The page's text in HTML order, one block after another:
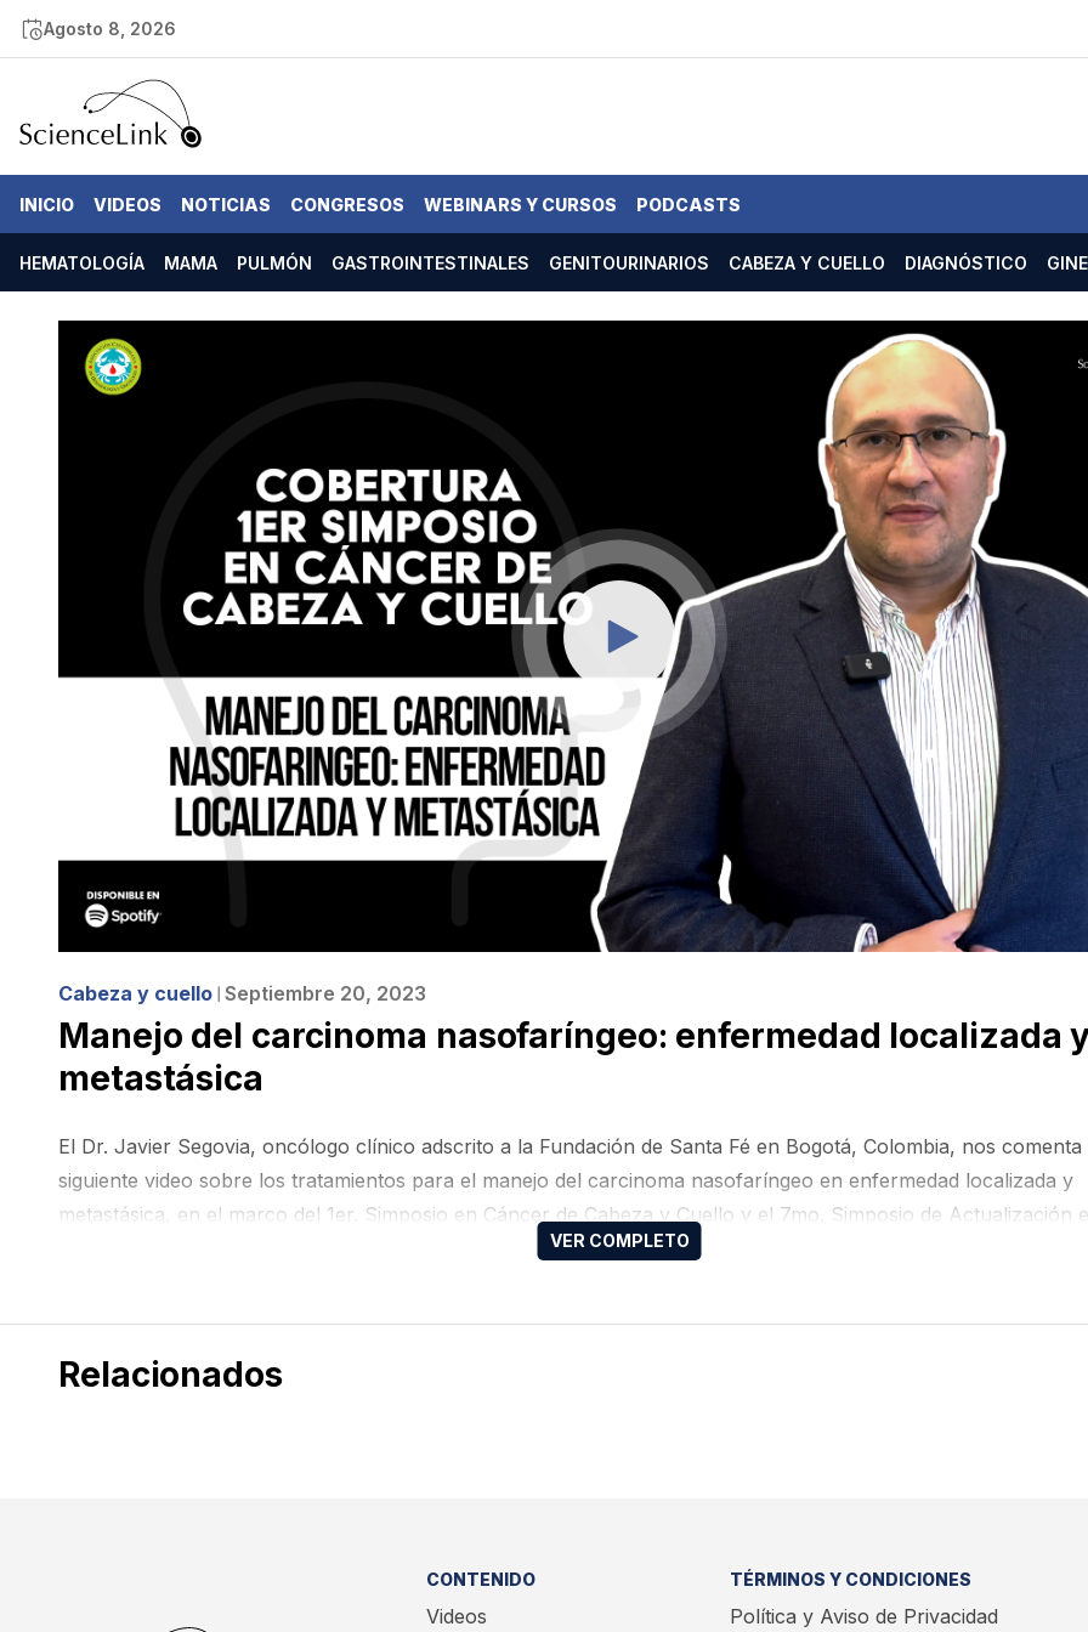
Agosto 8, 2026
INICIO VIDEOS NOTICIAS CONGRESOS WEBINARS Y CURSOS PODCASTS
HEMATOLOGÍA MAMA PULMÓN GASTROINTESTINALES GENITOURINARIOS CABEZA Y CUELLO DIAGNÓSTICO
Cabeza y cuello ❘ Septiembre 20, 2023
Manejo del carcinoma nasofaríngeo: enfermedad localizada
metastásica
El Dr. Javier Segovia, oncólogo clínico adscrito a la Fundación de Santa Fé en Bogotá, Colombia, nos comenta
siguiente video sobre los tratamientos para el manejo del carcinoma nasofaríngeo en enfermedad localizada y
metastásica, en el marco del 1er. Simposio en Cáncer de Cabeza y Cuello y el 7mo. Simposio de Actualización
de Pulmón llevados acabo el pasado 25 y 26 de agosto en Bogotá, Colombia.
Relacionados
CONTENIDO
Videos
TÉRMINOS Y CONDICIONES
Política y Aviso de Privacidad